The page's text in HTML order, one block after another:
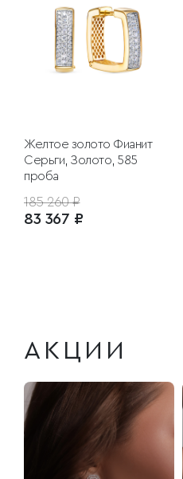
Желтое золото Фианит
Серьги, Золото, 585
проба
185 260 ₽
83 367 ₽
АКЦИИ